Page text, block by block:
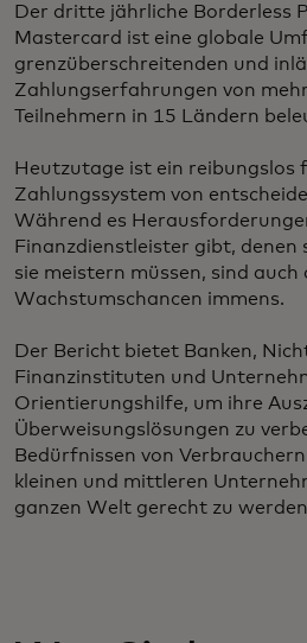
Der dritte jährliche Borderless
Mastercard ist eine globale
grenzüberschreitenden und
Zahlungserfahrungen von
Teilnehmern in 15 Ländern
Heutzutage ist ein reibungslos
Zahlungssystem von
Während es
Finanzdienstleister gibt, denen
sie meistern müssen, sind auch
Wachstumschancen immens.
Der Bericht bietet Banken,
Finanzinstituten und
Orientierungshilfe, um ihre
Überweisungslösungen zu
Bedürfnissen von
kleinen und mittleren
ganzen Welt gerecht zu